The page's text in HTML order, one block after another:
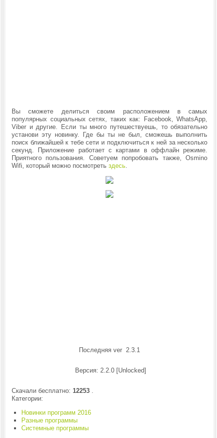
Вы сможете делиться своим расположением в самых
популярных социальных сетях, таких как: Facebook, WhatsApp,
Viber и другие. Если ты много путешествуешь, то обязательно
установи эту новинку. Где бы ты не был, сможешь выполнить
поиск ближайшей к тебе сети и подключиться к ней за несколько
секунд. Приложение работает с картами в оффлайн режиме.
Приятного пользования. Советуем попробовать также, Osmino
Wifi, который можно посмотреть здесь.
Последняя ver 2.3.1
Версия: 2.2.0 [Unlocked]
Скачали бесплатно: 12253.
Категории:
Новинки программ 2016
Разные программы
Системные программы